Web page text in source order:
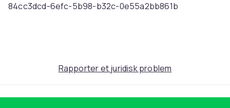
84cc3dcd-6efc-5b98-b32c-0e55a2bb861b
Rapporter et juridisk problem